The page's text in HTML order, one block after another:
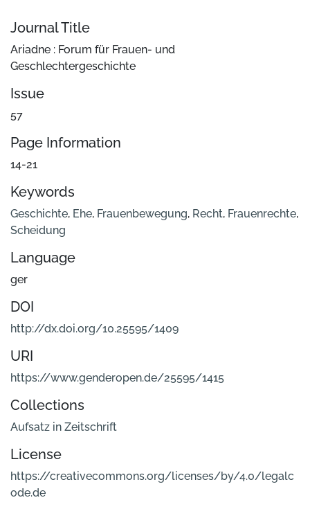
Journal Title
Ariadne : Forum für Frauen- und
Geschlechtergeschichte
Issue
57
Page Information
14-21
Keywords
Geschichte, Ehe, Frauenbewegung, Recht, Frauenrechte,
Scheidung
Language
ger
DOI
http://dx.doi.org/10.25595/1409
URI
https://www.genderopen.de/25595/1415
Collections
Aufsatz in Zeitschrift
License
https://creativecommons.org/licenses/by/4.0/legalc
ode.de